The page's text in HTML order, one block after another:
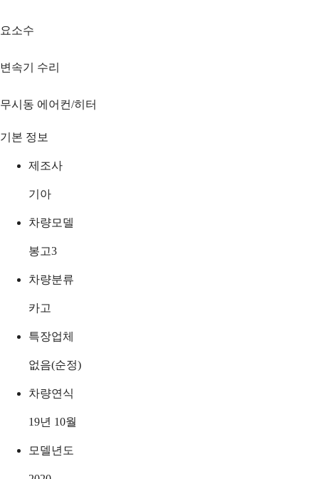
요소수
변속기 수리
무시동 에어컨/히터
기본 정보
제조사
기아
차량모델
봉고3
차량분류
카고
특장업체
없음(순정)
차량연식
19년 10월
모델년도